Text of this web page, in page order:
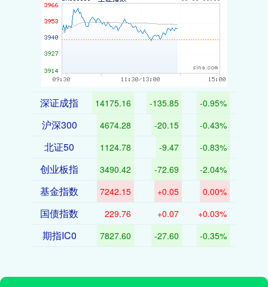
深证成指 14175.16 -135.85 -0.95%
沪深300 4674.28 -20.15 -0.43%
北证50 1124.78 -9.47 -0.83%
创业板指 3490.42 -72.69 -2.04%
基金指数 7242.15 +0.05 0.00%
国债指数 229.76 +0.07 +0.03%
期指IC0 7827.60 -27.60 -0.35%